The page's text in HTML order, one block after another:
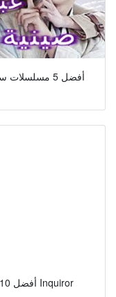
أفضل 5
أفضل 10 مسلسلات كورية تاريخية على الاطلاق Inquiror